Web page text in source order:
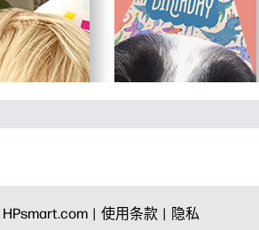
HPsmart.com | 使用条款 | 隐私